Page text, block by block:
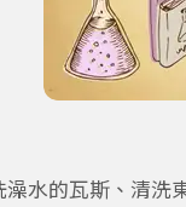
水的瓦斯、清洗